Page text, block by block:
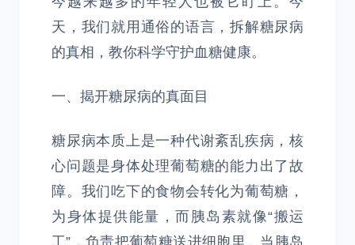
天，我们就用通俗的语言，拆解糖尿病
的真相，教你科学守护血糖健康。
一、揭开糖尿病的真面目
糖尿病本质上是一种代谢紊乱疾病，核
心问题是身体处理葡萄糖的能力出了故
障。我们吃下的食物会转化为葡萄糖，
为身体提供能量，而胰岛素就像“搬运
工”，负责把葡萄糖送进细胞里。当胰岛